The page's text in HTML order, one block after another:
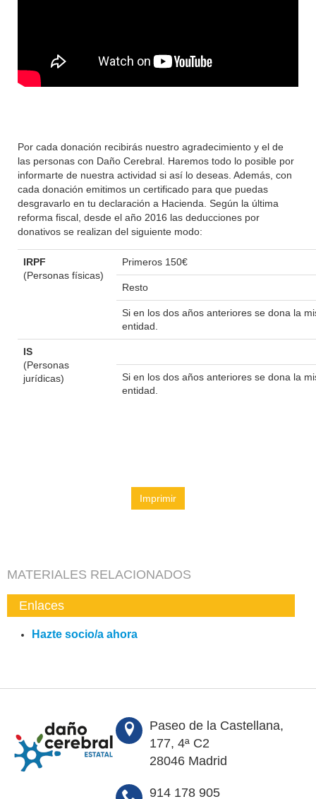
Por cada donación recibirás nuestro agradecimiento y el de
las personas con Daño Cerebral. Haremos todo lo posible por
informarte de nuestra actividad si así lo deseas. Además, con
cada donación emitimos un certificado para que puedas
desgravarlo en tu declaración a Hacienda. Según la última
reforma fiscal, desde el año 2016 las deducciones por
donativos se realizan del siguiente modo:
IRPF
(Personas físicas)
Primeros 150€
Resto
Si en los dos años anteriores se dona la
entidad.
IS
(Personas
jurídicas)
Si en los dos años anteriores se dona la
entidad.
Imprimir
MATERIALES RELACIONADOS
Enlaces
Hazte socio/a ahora
Paseo de la Castellana,
177, 4ª C2
28046 Madrid
914 178 905